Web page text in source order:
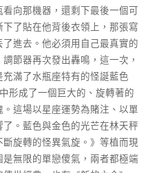
向那機器，還剩下最後一個可
了貼在他背後衣領上，那張寫
進去。他必須用自己最真實的
節器再次發出轟鳴，這一次，
滿了水瓶座特有的怪誕藍色
形成了一個巨大的、旋轉著的
這場以星座運勢為賭注、以單
。藍色與金色的光芒在林天秤
旋轉的怪異氣旋。》等植而現
無限的單戀傻氣，兩者都極端